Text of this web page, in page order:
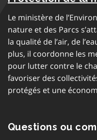
Le ministère de
nature et des Parcs
la qualité de l’air, de
plus, il coordonne les
pour lutter contre le
favoriser des
protégés et une
Questions ou